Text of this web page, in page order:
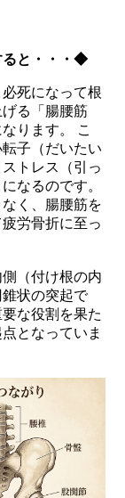
ると・・・◆
死になって根
る「腸腰筋
ります。 こ
子（だいたい
トレス（引っ
なるのです。
く、腸腰筋を
労骨折に至っ
（付け根の内
状の突起で
な役割を果た
となっていま